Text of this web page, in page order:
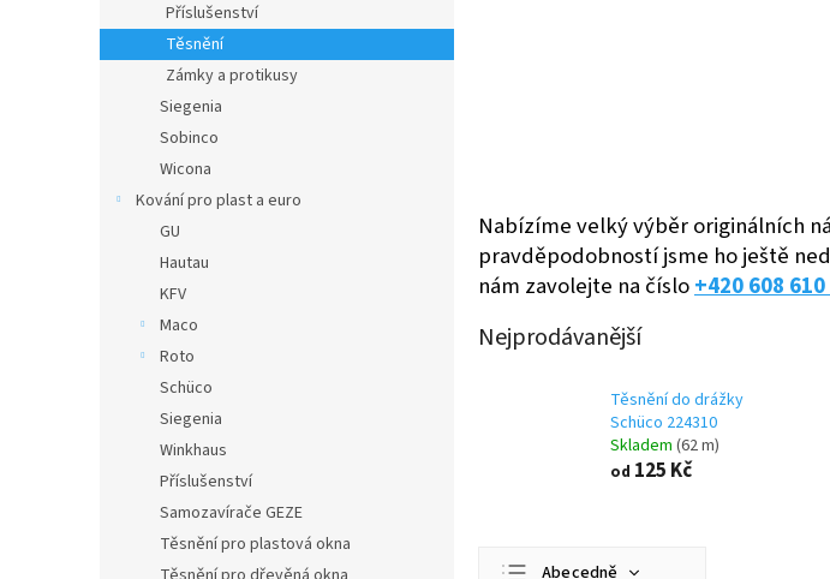
Příslušenství
Těsnění
Zámky a protikusy
Siegenia
Sobinco
Wicona
Kování pro plast a euro
GU
Hautau
KFV
Maco
Roto
Schüco
Siegenia
Winkhaus
Příslušenství
Samozavírače GEZE
Těsnění pro plastová okna
Nabízíme velký výběr originálních
pravděpodobností jsme ho ještě
nám zavolejte na číslo+420 608
Nejprodávanější
Těsnění do drážky
Schüco 224310
Skladem (62 m)
od 125 Kč
Abecedně